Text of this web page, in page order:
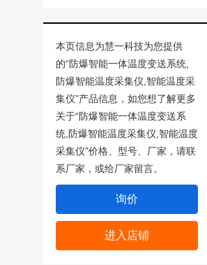
本页信息为慧一科技为您提供
的“防爆智能一体温度变送系统,
防爆智能温度采集仪,智能温度采
集仪”产品信息，如您想了解更多
关于“防爆智能一体温度变送系
统,防爆智能温度采集仪,智能温度
采集仪”价格、型号、厂家，请联
系厂家，或给厂家留言。
询价
进入店铺